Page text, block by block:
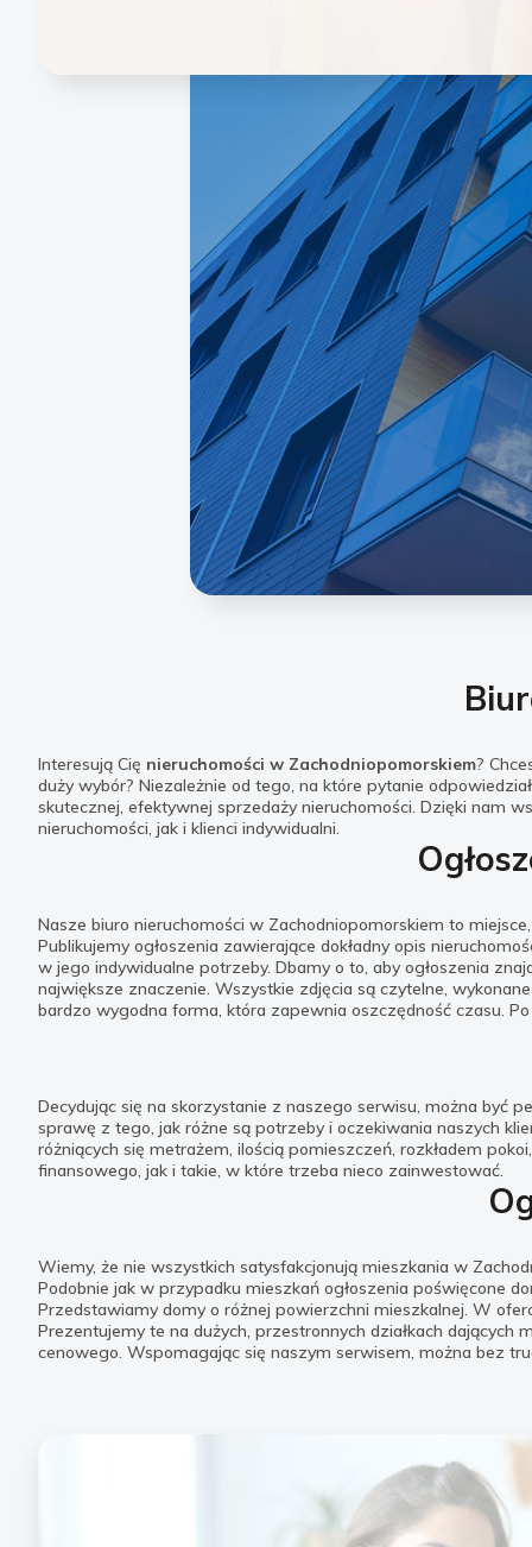
Interesują Cię nieruchomości w Zachodniopomorskiem?
duży wybór? Niezależnie od tego, na które pytanie
skutecznej, efektywnej sprzedaży nieruchomości. Dzięki nam
nieruchomości, jak i klienci indywidualni.
Nasze biuro nieruchomości w Zachodniopomorskiem to
Publikujemy ogłoszenia zawierające dokładny opis
w jego indywidualne potrzeby. Dbamy o to, aby ogłoszenia
największe znaczenie. Wszystkie zdjęcia są czytelne,
bardzo wygodna forma, która zapewnia oszczędność czasu.
Decydując się na skorzystanie z naszego serwisu, można być
sprawę z tego, jak różne są potrzeby i oczekiwania naszych
różniących się metrażem, ilością pomieszczeń, rozkładem
finansowego, jak i takie, w które trzeba nieco zainwestować.
Wiemy, że nie wszystkich satysfakcjonują mieszkania w
Podobnie jak w przypadku mieszkań ogłoszenia poświęcone
Przedstawiamy domy o różnej powierzchni mieszkalnej. W
Prezentujemy te na dużych, przestronnych działkach
cenowego. Wspomagając się naszym serwisem, można bez